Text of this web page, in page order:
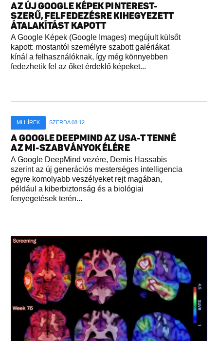
AZ ÚJ GOOGLE KÉPEK PINTEREST-
SZERŰ, FELFEDEZÉSRE KIHEGYEZETT
ÁTALAKÍTÁST KAPOTT
A Google Képek (Google Images) megújult külsőt
kapott: mostantól személyre szabott galériákat
kínál a felhasználóknak, így még könnyebben
fedezhetik fel az őket érdeklő képeket...
MI HÍREK SZERDA 08:12
A GOOGLE DEEPMIND AZ USA-T TENNÉ
AZ MI-SZABVÁNYOK ÉLÉRE
A Google DeepMind vezére, Demis Hassabis
szerint az új generációs mesterséges intelligencia
egyre komolyabb veszélyeket rejt magában,
például a kiberbiztonság és a biológiai
fenyegetések terén...